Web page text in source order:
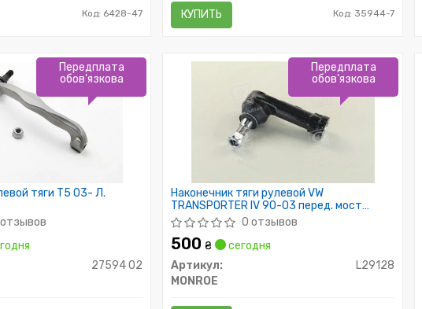
Код: 6428-47 КУПИТЬ Код: 35944-7
тяги T5 03- Л.
27594 02
Передплата
обов'язкова
Наконечник тяги рулевой VW
TRANSPORTER IV 90-03 перед. мост
слева (Пр-во MONROE)
0 отзывов
500₴
сегодня
Артикул:
L29128
MONROE
Передплата
обов'язкова